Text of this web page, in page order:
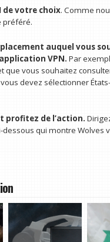
de votre choix. Comme
préféré.
auquel vous
VPN.Par
que vous souhaitez
devez sélectionner
profitez de l’action.
qui montre Wolves